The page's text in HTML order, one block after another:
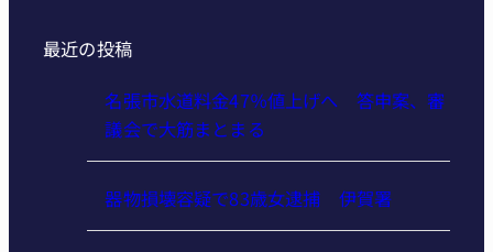
最近の投稿
名張市水道料金47％値上げへ 答申案、審
議会で大筋まとまる
器物損壊容疑で83歳女逮捕 伊賀署